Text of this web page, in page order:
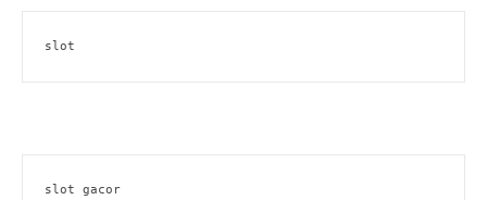
slot
slot gacor